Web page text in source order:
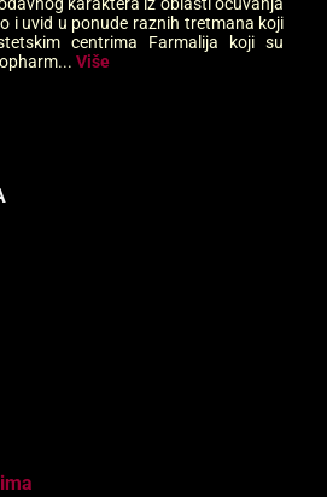
karaktera iz oblasti očuvanja
i uvid u ponude raznih tretmana koji
centrima Farmalija koji su
Više